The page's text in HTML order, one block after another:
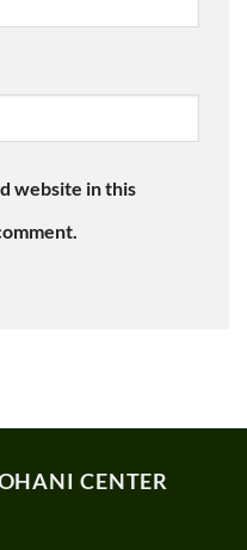
website in this
CENTER